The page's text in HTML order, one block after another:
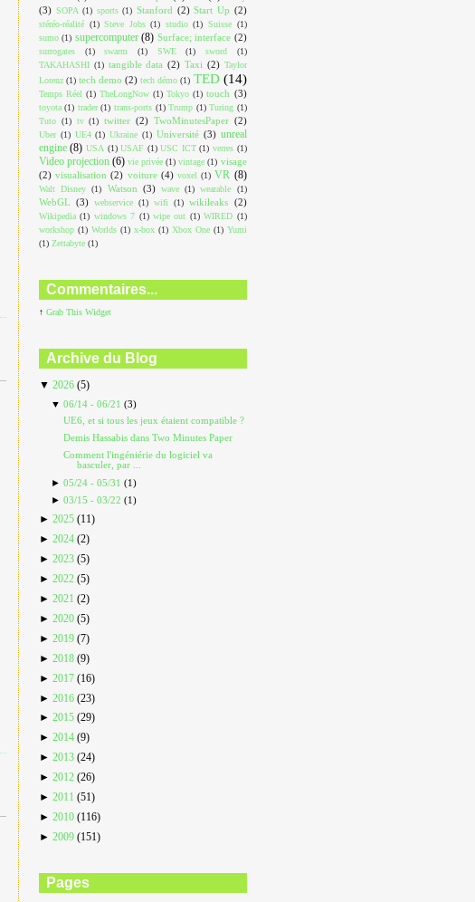
(3) SOPA (1) sports (1) Stanford (2) Start Up (2)
stéréo-réalité (1) Steve Jobs (1) studio (1) Suisse (1)
sumo (1) supercomputer (8) Surface; interface (2)
surrogates (1) swarm (1) SWE (1) sword
(1)
TAKAHASHI (1) tangible data (2) Taxi (2) Taylor
Lorenz (1) tech demo (2) tech démo (1) TED (14)
Temps Réel (1) TheLongNow (1) Tokyo (1) touch (3)
toyota (1) trader (1) trans-ports (1) Trump (1) Turing (1)
Tuto (1) tv (1) twitter (2) TwoMinutesPaper (2)
Uber (1) UE4 (1) Ukraine (1) Université (3) unreal
engine (8) USA (1) USAF (1) USC ICT (1) verres (1)
Video projection (6) vie privée (1) vintage (1) visage
(2) visualisation (2) voiture (4) voxel (1) VR (8)
Walt Disney (1) Watson (3) wave (1) wearable (1)
WebGL (3) webservice (1) wifi (1) wikileaks (2)
Wikipedia (1) windows 7 (1) wipe out (1) WIRED (1)
workshop (1) Worlds (1) x-box (1) Xbox One (1) Yumi
(1) Zettabyte (1)
Commentaires...
↑ Grab This Widget
Archive du Blog
▼ 2026 (5)
▼06/14 - 06/21(3)
UE6, et si tous les jeux étaient compatible ?
Demis Hassabis dans Two Minutes Paper
Comment l'ingéniérie du logiciel va
basculer, par ...
►05/24 - 05/31(1)
►03/15 - 03/22(1)
► 2025 (11)
► 2024 (2)
► 2023 (5)
► 2022 (5)
► 2021 (2)
► 2020 (5)
► 2019 (7)
► 2018 (9)
► 2017 (16)
► 2016 (23)
► 2015 (29)
► 2014 (9)
► 2013 (24)
► 2012 (26)
► 2011 (51)
► 2010 (116)
► 2009 (151)
Pages